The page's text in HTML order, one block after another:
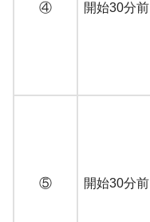
④ 開始30分前
⑤ 開始30分前